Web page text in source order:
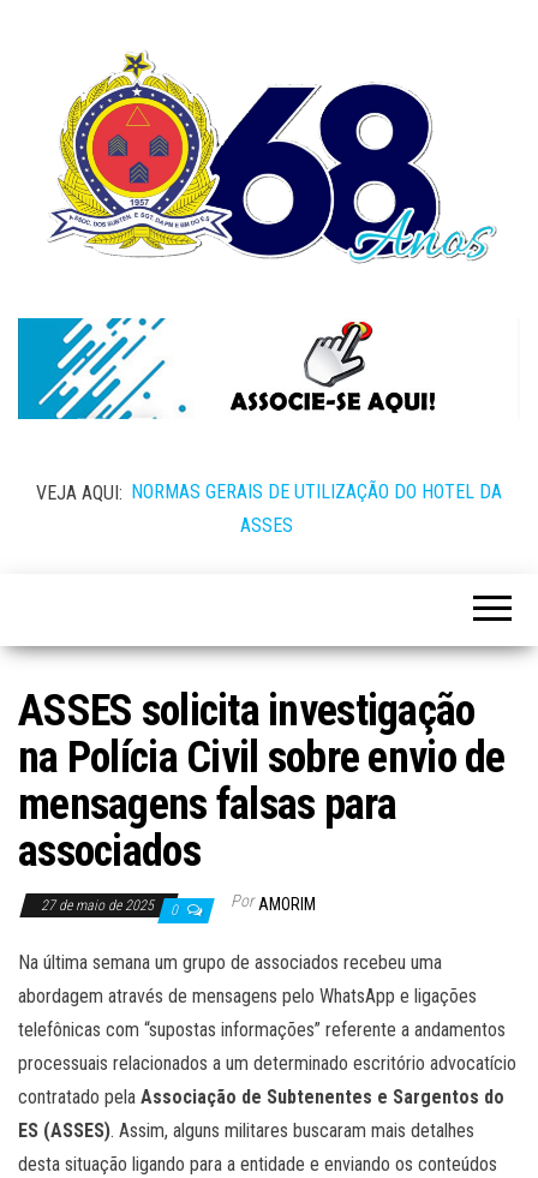
VEJA AQUI: NORMAS GERAIS DE UTILIZAÇÃO DO HOTEL DA
ASSES
ASSES solicita investigação
na Polícia Civil sobre envio de
mensagens falsas para
associados
27 de maio de 2025 0 Por AMORIM
Na última semana um grupo de associados recebeu uma
abordagem através de mensagens pelo WhatsApp e ligações
telefônicas com “supostas informações” referente a andamentos
processuais relacionados a um determinado escritório advocatício
contratado pela Associação de Subtenentes e Sargentos do
ES (ASSES). Assim, alguns militares buscaram mais detalhes
desta situação ligando para a entidade e enviando os conteúdos